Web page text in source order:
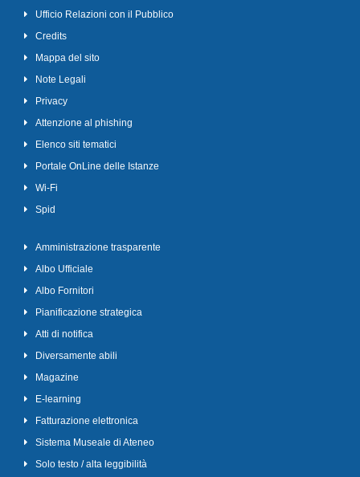
Ufficio Relazioni con il Pubblico
Credits
Mappa del sito
Note Legali
Privacy
Attenzione al phishing
Elenco siti tematici
Portale OnLine delle Istanze
Wi-Fi
Spid
Amministrazione trasparente
Albo Ufficiale
Albo Fornitori
Pianificazione strategica
Atti di notifica
Diversamente abili
Magazine
E-learning
Fatturazione elettronica
Sistema Museale di Ateneo
Solo testo / alta leggibilità